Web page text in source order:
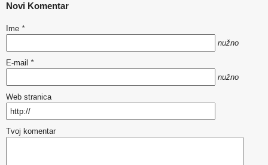
Novi Komentar
Ime *
nužno
E-mail *
nužno
Web stranica
Tvoj komentar